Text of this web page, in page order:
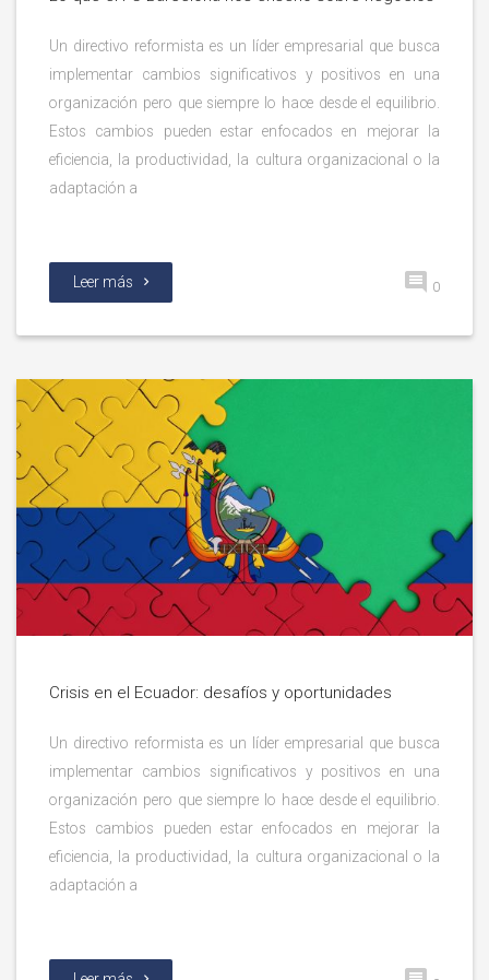
Un directivo reformista es un líder empresarial que busca
implementar cambios significativos y positivos en una
organización pero que siempre lo hace desde el equilibrio.
Estos cambios pueden estar enfocados en mejorar la
eficiencia, la productividad, la cultura organizacional o la
adaptación a
Leer más 0
Crisis en el Ecuador: desafíos y oportunidades
Un directivo reformista es un líder empresarial que busca
implementar cambios significativos y positivos en una
organización pero que siempre lo hace desde el equilibrio.
Estos cambios pueden estar enfocados en mejorar la
eficiencia, la productividad, la cultura organizacional o la
adaptación a